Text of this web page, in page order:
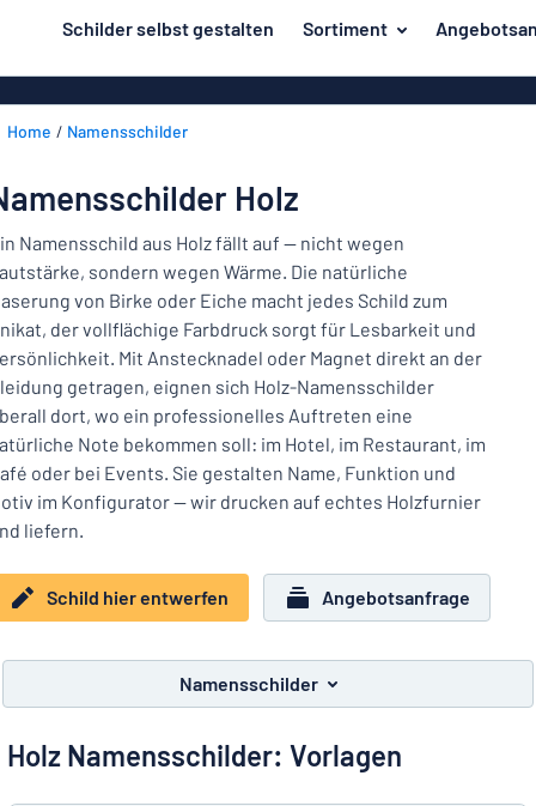
springen
Schilder selbst gestalten Sortiment
Herstellung
Haus und Heim
Kennzeichnung
Namensschilder
Aufkleber
Verkehr und Fahrzeuge
Industrie und Fertigung
Büro & Arbeitsplatz
Alle Kategorien anzeigen
Holzschilder
Aufkleber
Roll-Up
Plakate
Das Gesuchte nicht gefunden? Schild hier entwerfen
Unsere
Bestseller
Material
Herstellung
Haus
und
Heim
Kennzeichnung
Namensschilder
Alle Kategorien anzeigen
Einloggen
zum
entwerfen
Home Namensschilder
Holz
Namensschild aus Holz fällt auf — nicht wegen
sondern wegen Wärme. Die natürliche
von Birke oder Eiche macht jedes Schild zum
der vollflächige Farbdruck sorgt für Lesbarkeit und
Mit Anstecknadel oder Magnet direkt an der
getragen, eignen sich Holz-Namensschilder
dort, wo ein professionelles Auftreten eine
Note bekommen soll: im Hotel, im Restaurant, im
oder bei Events. Sie gestalten Name, Funktion und
im Konfigurator — wir drucken auf echtes Holzfurnier
liefern.
Schild hier entwerfen Angebotsanfrage
Namensschilder
Holz Namensschilder: Vorlagen